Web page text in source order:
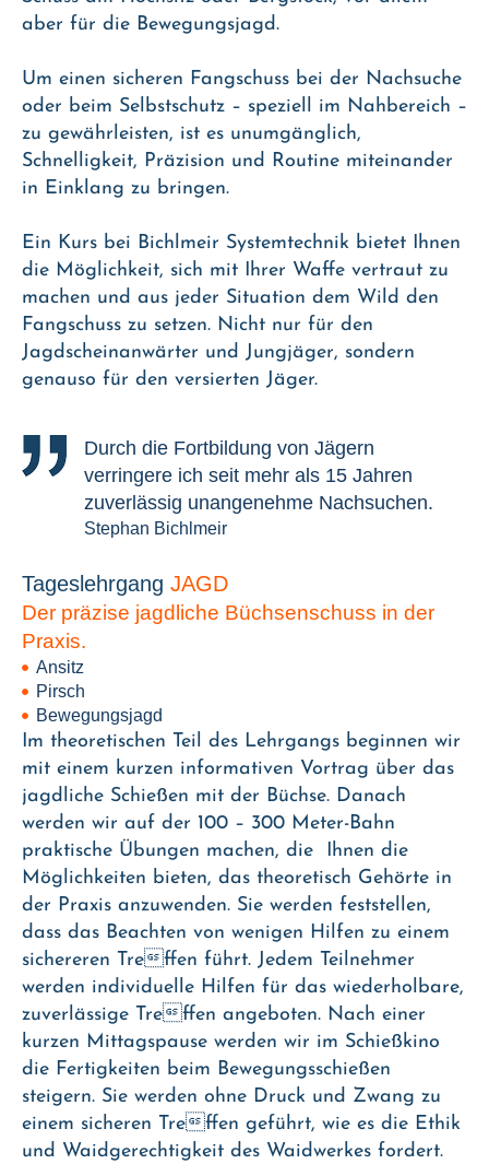
aber für die Bewegungsjagd.
Um einen sicheren Fangschuss bei der Nachsuche
oder beim Selbstschutz – speziell im Nahbereich –
zu gewährleisten, ist es unumgänglich,
Schnelligkeit, Präzision und Routine miteinander
in Einklang zu bringen.
Ein Kurs bei Bichlmeir Systemtechnik bietet Ihnen
die Möglichkeit, sich mit Ihrer Waffe vertraut zu
machen und aus jeder Situation dem Wild den
Fangschuss zu setzen. Nicht nur für den
Jagdscheinanwärter und Jungjäger, sondern
genauso für den versierten Jäger.
Durch die Fortbildung von Jägern
verringere ich seit mehr als 15 Jahren
zuverlässig unangenehme Nachsuchen.
Stephan Bichlmeir
Tageslehrgang JAGD
Der präzise jagdliche Büchsenschuss in der
Praxis.
Ansitz
Pirsch
Bewegungsjagd
Im theoretischen Teil des Lehrgangs beginnen wir
mit einem kurzen informativen Vortrag über das
jagdliche Schießen mit der Büchse. Danach
werden wir auf der 100 – 300 Meter-Bahn
praktische Übungen machen, die Ihnen die
Möglichkeiten bieten, das theoretisch Gehörte in
der Praxis anzuwenden. Sie werden feststellen,
dass das Beachten von wenigen Hilfen zu einem
sichereren Treffen führt. Jedem Teilnehmer
werden individuelle Hilfen für das wiederholbare,
zuverlässige Treffen angeboten. Nach einer
kurzen Mittagspause werden wir im Schießkino
die Fertigkeiten beim Bewegungsschießen
steigern. Sie werden ohne Druck und Zwang zu
einem sicheren Treffen geführt, wie es die Ethik
und Waidgerechtigkeit des Waidwerkes fordert.